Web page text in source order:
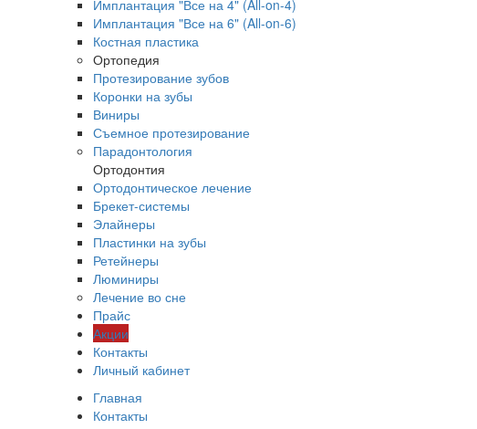
Имплантация "Все на 4" (All-on-4)
Имплантация "Все на 6" (All-on-6)
Костная пластика
Ортопедия
Протезирование зубов
Коронки на зубы
Виниры
Съемное протезирование
Парадонтология
Ортодонтия
Ортодонтическое лечение
Брекет-системы
Элайнеры
Пластинки на зубы
Ретейнеры
Люминиры
Лечение во сне
Прайс
Акции
Контакты
Личный кабинет
Главная
Контакты